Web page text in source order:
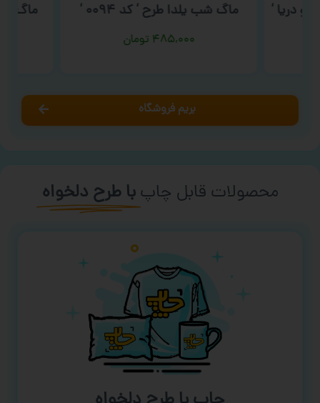
و دریا ‘ ماگ شب یلدا طرح ‘ کد ۰۰۹۴ ‘
۴۸۵,۰۰۰ تومان
ماگ
بریم فروشگاه
محصولات قابل چاپ با طرح دلخواه